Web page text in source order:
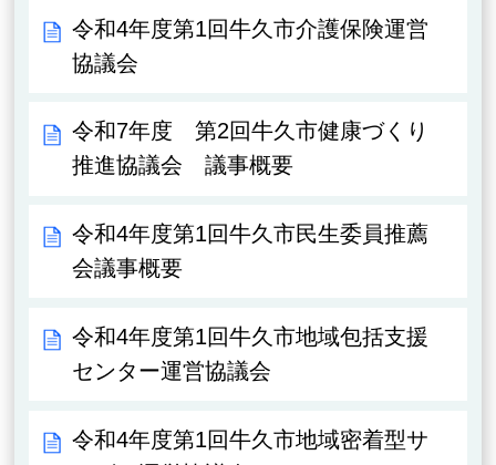
令和4年度第1回牛久市介護保険運営
協議会
令和7年度 第2回牛久市健康づくり
推進協議会 議事概要
令和4年度第1回牛久市民生委員推薦
会議事概要
令和4年度第1回牛久市地域包括支援
センター運営協議会
令和4年度第1回牛久市地域密着型サ